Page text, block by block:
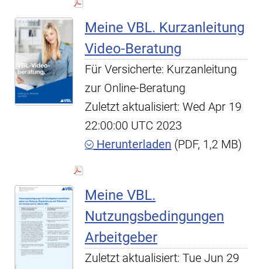
Meine VBL. Kurzanleitung
Video-Beratung
Für Versicherte: Kurzanleitung
zur Online-Beratung
Zuletzt aktualisiert: Wed Apr 19
22:00:00 UTC 2023
Herunterladen (PDF, 1,2 MB)
Meine VBL.
Nutzungsbedingungen
Arbeitgeber
Zuletzt aktualisiert: Tue Jun 29